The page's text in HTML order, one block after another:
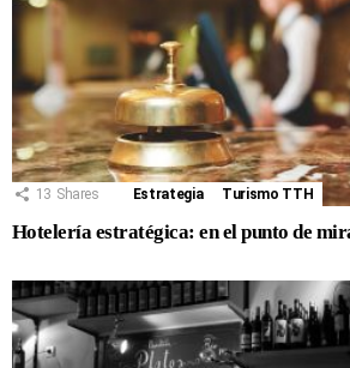
13 Shares Estrategia Turismo TTH
Hotelería estratégica: en el punto de